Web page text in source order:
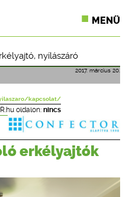
MENÜ
, nyílászáró
2017. március 20.
kapcsolat/
oldalon: nincs
erkélyajtók